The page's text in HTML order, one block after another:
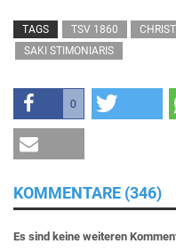
TAGS TSV 1860
SAKI STIMONIARIS
0
KOMMENTARE (346)
Es sind keine weiteren